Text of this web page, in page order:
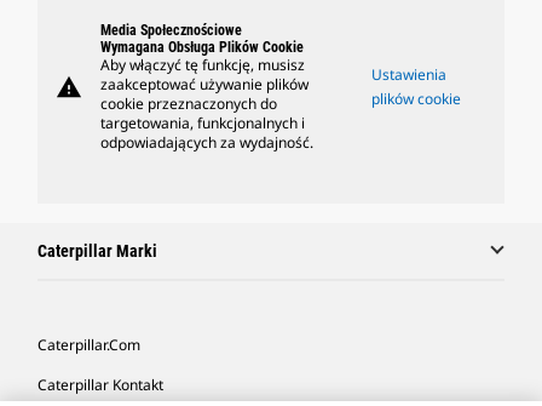
warning
Media Społecznościowe
Wymagana Obsługa Plików Cookie
Aby włączyć tę funkcję, musisz
zaakceptować używanie plików
cookie przeznaczonych do
targetowania, funkcjonalnych i
odpowiadających za wydajność.
Ustawienia
plików cookie
Caterpillar Marki
Caterpillar.com
Caterpillar Kontakt